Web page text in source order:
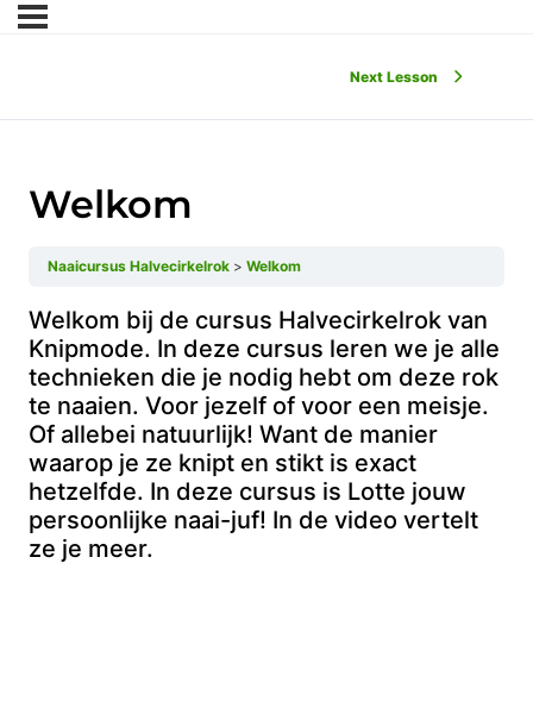
Next Lesson
Welkom
Naaicursus Halvecirkelrok Welkom
Welkom bij de cursus Halvecirkelrok van
Knipmode. In deze cursus leren we je alle
technieken die je nodig hebt om deze rok
te naaien. Voor jezelf of voor een meisje.
Of allebei natuurlijk! Want de manier
waarop je ze knipt en stikt is exact
hetzelfde. In deze cursus is Lotte jouw
persoonlijke naai-juf! In de video vertelt
ze je meer.